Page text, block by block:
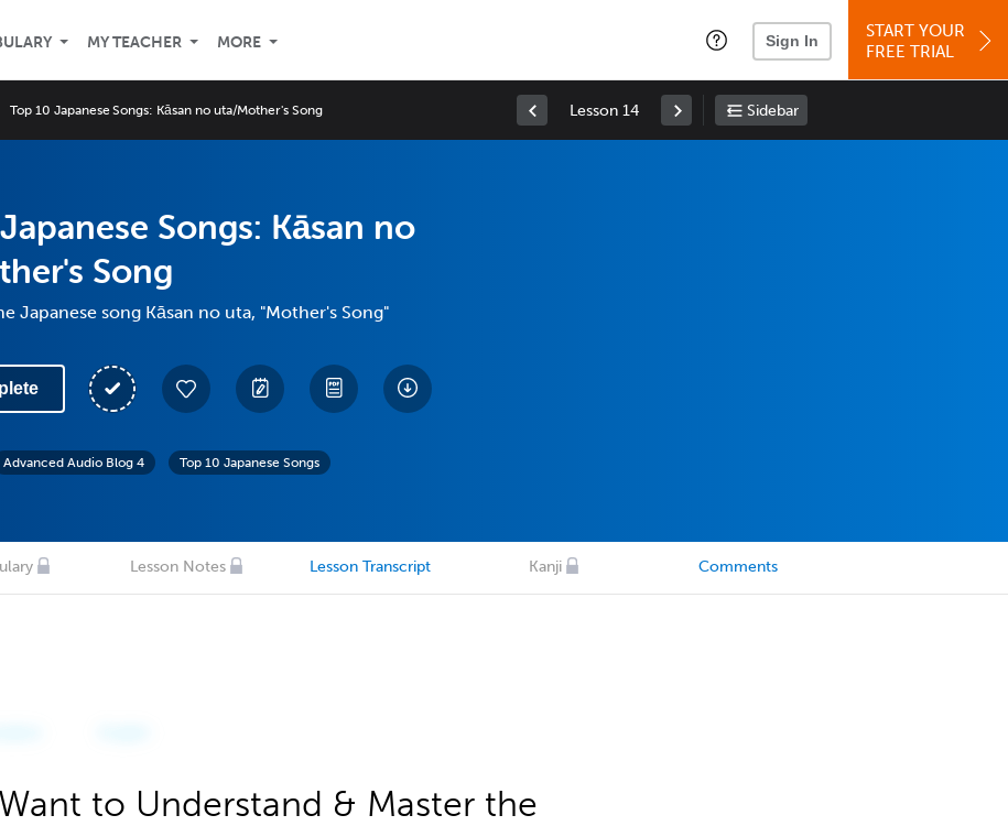
MY TEACHER MORE Sign In
START YOUR
FREE TRIAL
Top 10 Japanese Songs: Kāsan no uta/Mother's Song Lesson 14 Sidebar
Songs: Kāsan no
Song
Japanese song Kāsan no uta, "Mother's Song"
Advanced Audio Blog 4 Top 10 Japanese Songs
Lesson Notes Lesson Transcript Kanji Comments
Want to Understand & Master the